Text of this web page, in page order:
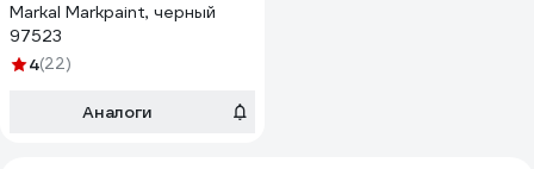
Markal Markpaint, черный
97523
4(22)
Аналоги